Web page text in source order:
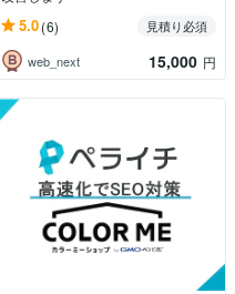
5.0(6)
見積り必須
web_next
15,000 円